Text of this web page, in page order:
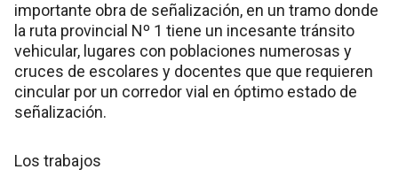
importante obra de señalización, en un tramo donde
la ruta provincial Nº 1 tiene un incesante tránsito
vehicular, lugares con poblaciones numerosas y
cruces de escolares y docentes que que requieren
cincular por un corredor vial en óptimo estado de
señalización.
Los trabajos